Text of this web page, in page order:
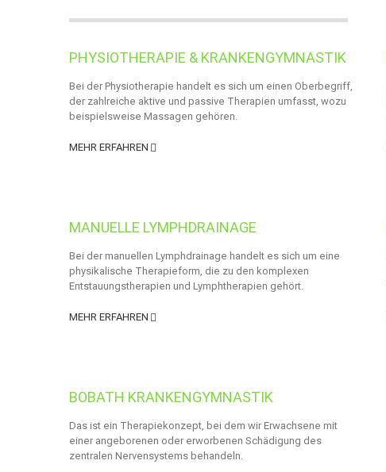
PHYSIOTHERAPIE & KRANKENGYMNASTIK
Bei der Physiotherapie handelt es sich um einen Oberbegriff,
der zahlreiche aktive und passive Therapien umfasst, wozu
beispielsweise Massagen gehören.
MEHR ERFAHREN
MANUELLE LYMPHDRAINAGE
Bei der manuellen Lymphdrainage handelt es sich um eine
physikalische Therapieform, die zu den komplexen
Entstauungstherapien und Lymphtherapien gehört.
MEHR ERFAHREN
BOBATH KRANKENGYMNASTIK
Das ist ein Therapiekonzept, bei dem wir Erwachsene mit
einer angeborenen oder erworbenen Schädigung des
zentralen Nervensystems behandeln.